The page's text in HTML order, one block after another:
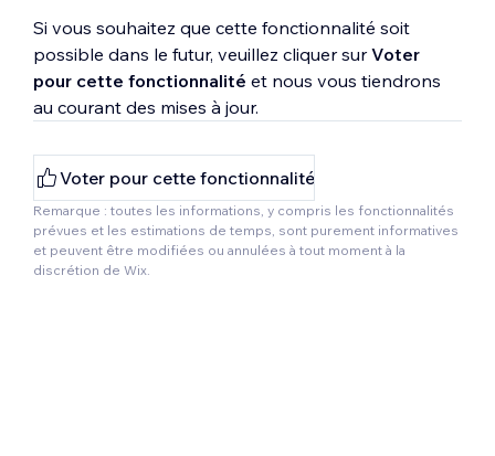
Si vous souhaitez que cette fonctionnalité soit
possible dans le futur, veuillez cliquer surVoter
pour cette fonctionnalité et nous vous tiendrons
au courant des mises à jour.
Voter pour cette fonctionnalité
Remarque : toutes les informations, y compris les fonctionnalités
prévues et les estimations de temps, sont purement informatives
et peuvent être modifiées ou annulées à tout moment à la
discrétion de Wix.